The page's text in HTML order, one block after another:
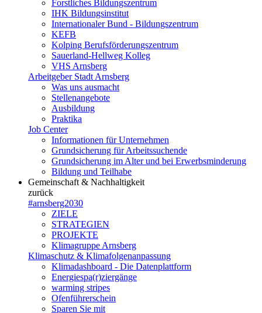
Forstliches Bildungszentrum
IHK Bildungsinstitut
Internationaler Bund - Bildungszentrum
KEFB
Kolping Berufsförderungszentrum
Sauerland-Hellweg Kolleg
VHS Arnsberg
Arbeitgeber Stadt Arnsberg
Was uns ausmacht
Stellenangebote
Ausbildung
Praktika
Job Center
Informationen für Unternehmen
Grundsicherung für Arbeitssuchende
Grundsicherung im Alter und bei Erwerbsminderung
Bildung und Teilhabe
Gemeinschaft & Nachhaltigkeit
zurück
#arnsberg2030
ZIELE
STRATEGIEN
PROJEKTE
Klimagruppe Arnsberg
Klimaschutz & Klimafolgenanpassung
Klimadashboard - Die Datenplattform
Energiespa(r)ziergänge
warming stripes
Ofenführerschein
Sparen Sie mit